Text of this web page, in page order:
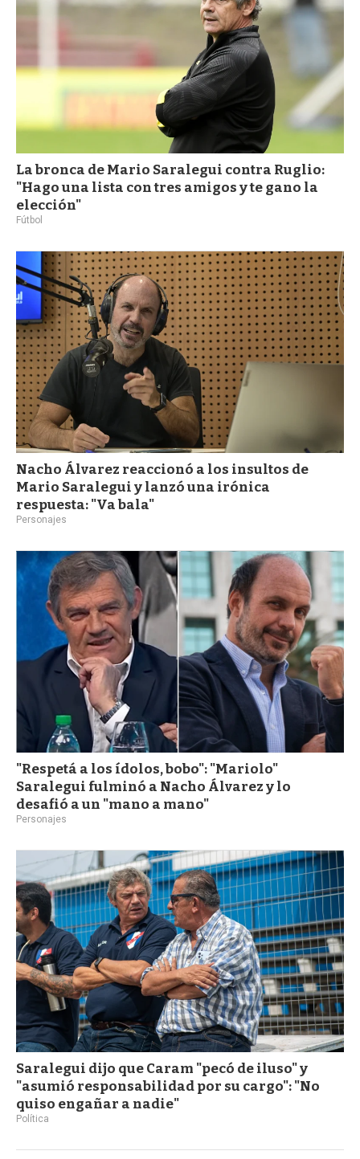
La bronca de Mario Saralegui contra Ruglio:
"Hago una lista con tres amigos y te gano la
elección"
Fútbol
Nacho Álvarez reaccionó a los insultos de
Mario Saralegui y lanzó una irónica
respuesta: "Va bala"
Personajes
"Respetá a los ídolos, bobo": "Mariolo"
Saralegui fulminó a Nacho Álvarez y lo
desafió a un "mano a mano"
Personajes
Saralegui dijo que Caram "pecó de iluso" y
"asumió responsabilidad por su cargo": "No
quiso engañar a nadie"
Política